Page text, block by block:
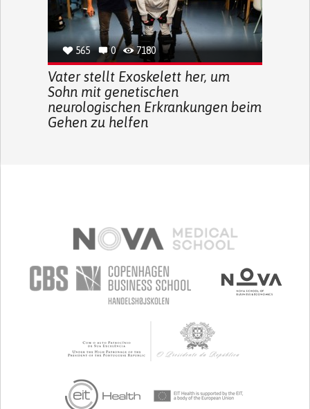
565 0 7180
Vater stellt Exoskelett her, um
Sohn mit genetischen
neurologischen Erkrankungen beim
Gehen zu helfen